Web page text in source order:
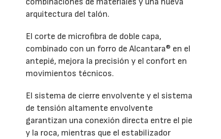
arquitectura del talón.
El corte de microfibra de doble capa,
combinado con un forro de Alcantara® en el
antepié, mejora la precisión y el confort en
movimientos técnicos.
El sistema de cierre envolvente y el sistema
de tensión altamente envolvente
garantizan una conexión directa entre el pie
y la roca, mientras que el estabilizador